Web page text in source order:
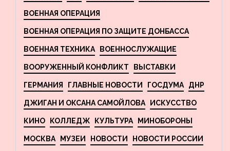
ВОЕННАЯ ОПЕРАЦИЯ
ВОЕННАЯ ОПЕРАЦИЯ ПО ЗАЩИТЕ ДОНБАССА
ВОЕННАЯ ТЕХНИКА ВОЕННОСЛУЖАЩИЕ
ВООРУЖЕННЫЙ КОНФЛИКТ ВЫСТАВКИ
ГЕРМАНИЯ ГЛАВНЫЕ НОВОСТИ ГОСДУМА ДНР
ДЖИГАН И ОКСАНА САМОЙЛОВА ИСКУССТВО
КИНО КОЛЛЕДЖ КУЛЬТУРА МИНОБОРОНЫ
МОСКВА МУЗЕИ НОВОСТИ НОВОСТИ РОССИИ